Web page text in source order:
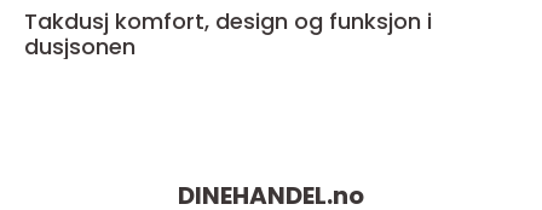
Takdusj komfort, design og funksjon i
dusjsonen
DINEHANDEL.no